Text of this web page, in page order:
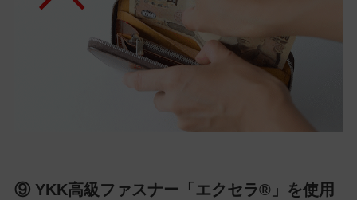
⑨ YKK高級ファスナー「エクセラ®」を使用